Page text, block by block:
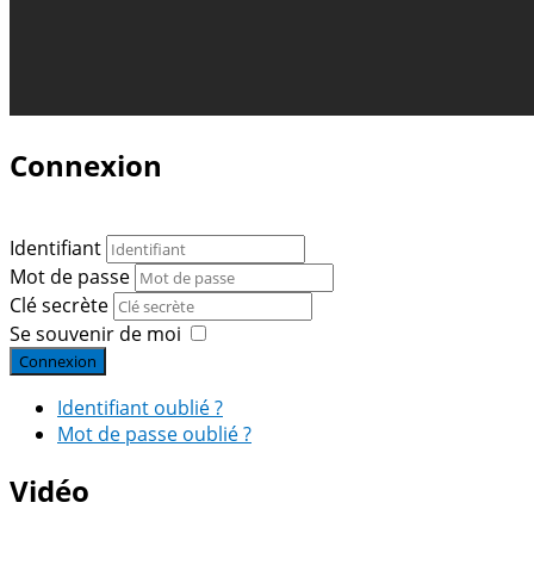
Connexion
Identifiant
Mot de passe
Clé secrète
Se souvenir de moi
Connexion
Identifiant oublié ?
Mot de passe oublié ?
Vidéo